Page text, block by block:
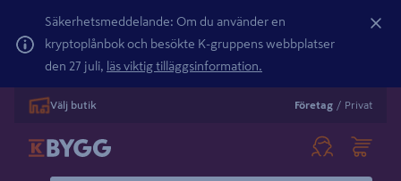
Säkerhetsmeddelande: Om du använder en
kryptoplånbok och besökte K-gruppens webbplatser
den 27 juli, läs viktig tilläggsinformation.
Välj butik Företag / Privat